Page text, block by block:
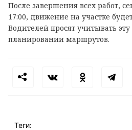
После завершения всех работ,
17:00, движение на участке
Водителей просят учитывать
планировании маршрутов.
Теги: